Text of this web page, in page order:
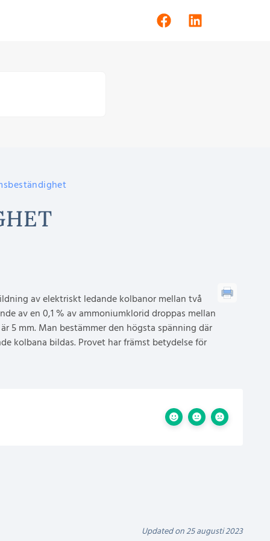
av elektriskt ledande kolbanor mellan två
av en 0,1 % av ammoniumklorid droppas mellan
5 mm. Man bestämmer den högsta spänning där
kolbana bildas. Provet har främst betydelse för
Updated on 25 augusti 2023